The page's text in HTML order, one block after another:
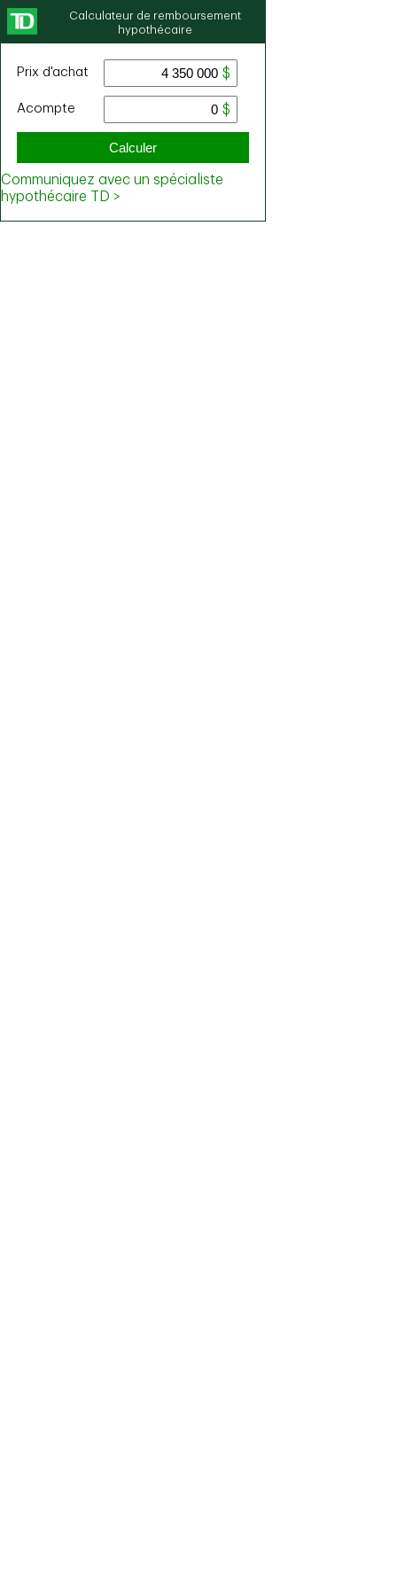
Calculateur de remboursement
hypothécaire
Prix ​​d'achat
Acompte
Calculer
Communiquez avec un spécialiste
hypothécaire TD >